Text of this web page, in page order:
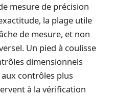
mesure de précision
la plage utile
de mesure, et non
Un pied à coulisse
dimensionnels
contrôles plus
à la vérification